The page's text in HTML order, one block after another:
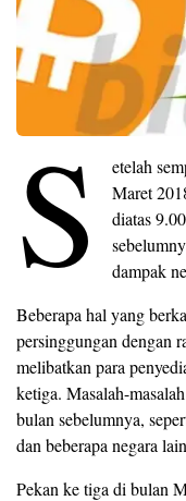
S
etelah
Maret
diatas
dampak
Beberapa hal yang
persinggungan dengan
melibatkan para
ketiga. Masalah-
bulan sebelumnya,
dan beberapa negara
Pekan ke tiga di bulan